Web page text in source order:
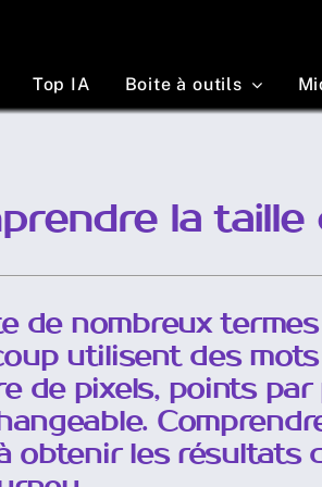
Top IA Boite à outils
la taille
de nombreux
utilisent des
de pixels, points
obtenir les résultats